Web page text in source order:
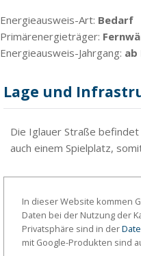
Energieausweis-Art: Bedarf
Primärenergieträger:
Energieausweis-Jahrgang: ab
Lage und
Die Iglauer Straße
auch einem Spielplatz,
In dieser Website kommen
Daten bei der Nutzung der
Privatsphäre sind in der
mit Google-Produkten sind